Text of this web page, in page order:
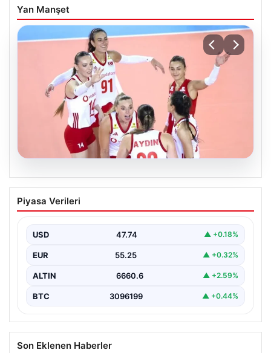
Yan Manşet
Filenin Sultanları Fransa’yı Yeniden
Devirdi
hazırlıkları kapsamında oynanan ikinci özel mücadelede
Fransa…
Piyasa Verileri
USD 47.74 ▲ +0.18%
EUR 55.25 ▲ +0.32%
ALTIN 6660.6 ▲ +2.59%
BTC 3096199 ▲ +0.44%
Son Eklenen Haberler